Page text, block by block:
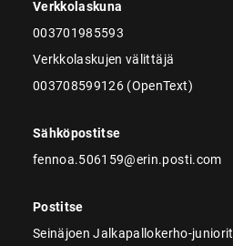
Verkkolaskuna
003701985593
Verkkolaskujen välittäjä
003708599126 (OpenText)
Sähköpostitse
fennoa.506159@erin.posti.com
Postitse
Seinäjoen Jalkapallokerho-